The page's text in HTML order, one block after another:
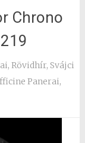
Chrono
, Rövidhír, Svájci
Panerai,